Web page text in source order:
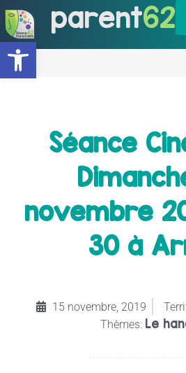
Ouvrir la barre d’outils
parent62
Séance
novembre
30 à
15 novembre, 2019
Thèmes: Le